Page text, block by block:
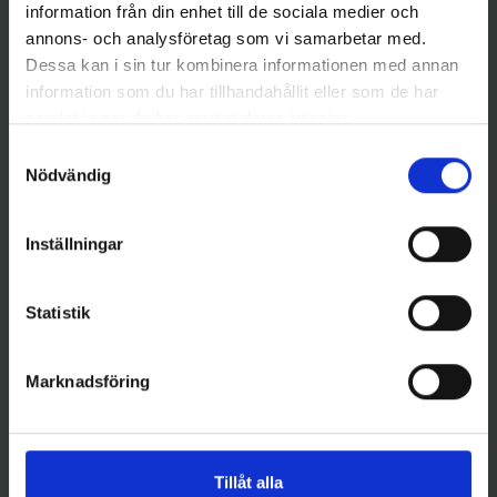
information från din enhet till de sociala medier och
annons- och analysföretag som vi samarbetar med.
Dessa kan i sin tur kombinera informationen med annan
information som du har tillhandahållit eller som de har
Nödvändig
Inställningar
Statistik
Marknadsföring
Tillåt alla
Rapala Rapala
15 andra produkter i samma kategori: